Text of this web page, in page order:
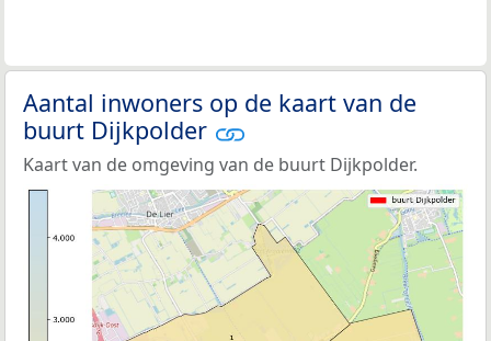
Aantal inwoners op de kaart van de
buurt Dijkpolder
Kaart van de omgeving van de buurt Dijkpolder.